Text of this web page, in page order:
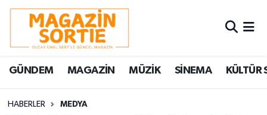
GÜNDEM MAGAZİN MÜZİK SİNEMA KÜLTÜR
HABERLER MEDYA
Nöbetçi Eczaneler
Hava Durumu
Trafik Durumu